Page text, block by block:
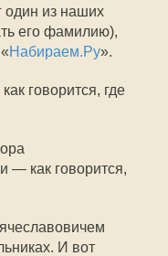
один из наших
его фамилию),
Набираем.Ру».
говорится, где
— как говорится,
И вот